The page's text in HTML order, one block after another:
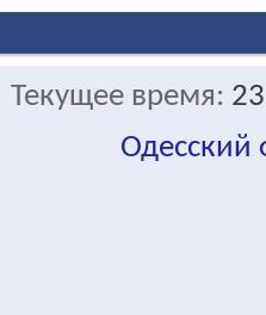
Текущее время:
Одесский